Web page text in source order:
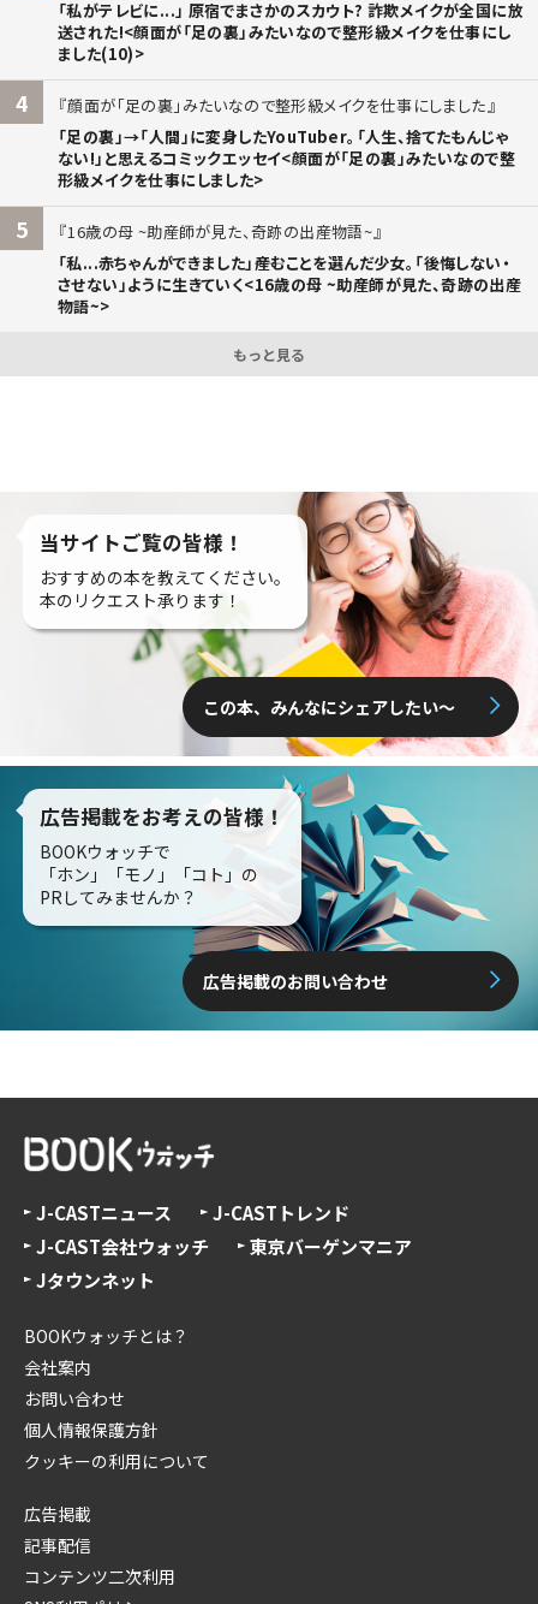
「私がテレビに...」 原宿でまさかのスカウト? 詐欺メイクが全国に放
送された!<顔面が「足の裏」みたいなので整形級メイクを仕事にし
ました(10)>
4
顔面が「足の裏」みたいなので整形級メイクを仕事にしました
「足の裏」→「人間」に変身したYouTuber。「人生、捨てたもんじゃ
ない!」と思えるコミックエッセイ<顔面が「足の裏」みたいなので整
形級メイクを仕事にしました>
5
16歳の母 ~助産師が見た、奇跡の出産物語~
「私...赤ちゃんができました」――産むことを選んだ少女。「後悔しない・
させない」ように生きていく<16歳の母 ~助産師が見た、奇跡の出産
物語~>
もっと見る
当サイトご覧の皆様！
おすすめの本を教えてください。
本のリクエスト承ります！
この本、みんなにシェアしたい〜
広告掲載をお考えの皆様！
BOOKウォッチで
「ホン」「モノ」「コト」の
PRしてみませんか？
広告掲載のお問い合わせ
J-CASTニュース
J-CASTトレンド
J-CAST会社ウォッチ
東京バーゲンマニア
Jタウンネット
BOOKウォッチとは？
会社案内
お問い合わせ
個人情報保護方針
クッキーの利用について
広告掲載
記事配信
コンテンツ二次利用